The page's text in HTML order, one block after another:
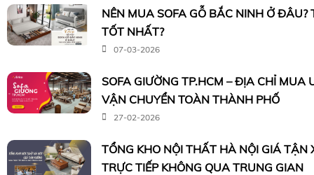
NÊN MUA SOFA GỖ BẮC NINH Ở ĐÂU?
TỐT NHẤT?
07-03-2026
SOFA GIƯỜNG TP.HCM – ĐỊA CHỈ MUA
VẬN CHUYỂN TOÀN THÀNH PHỐ
27-02-2026
TỔNG KHO NỘI THẤT HÀ NỘI GIÁ TẬN
TRỰC TIẾP KHÔNG QUA TRUNG GIAN